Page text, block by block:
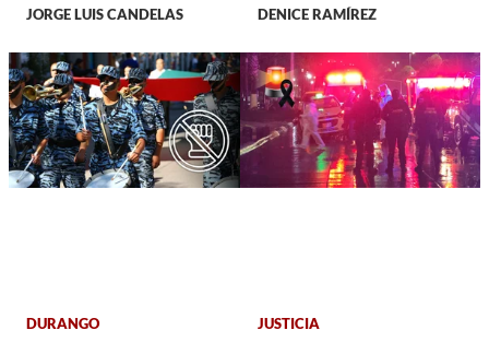
JORGE LUIS CANDELAS DENICE RAMÍREZ
DURANGO JUSTICIA